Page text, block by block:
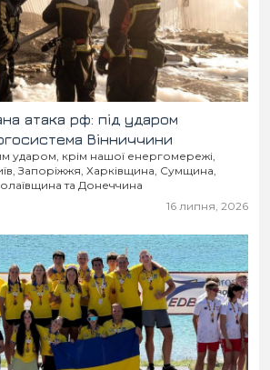
атака рф: під ударом
Вінниччини
ударом, крім нашої енергомережі,
Запоріжжя, Харківщина, Сумщина,
та Донеччина
16 липня, 2026